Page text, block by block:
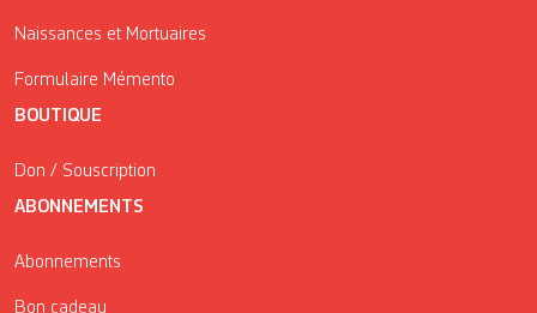
Naissances et Mortuaires
Formulaire Mémento
BOUTIQUE
Don / Souscription
ABONNEMENTS
Abonnements
Bon cadeau